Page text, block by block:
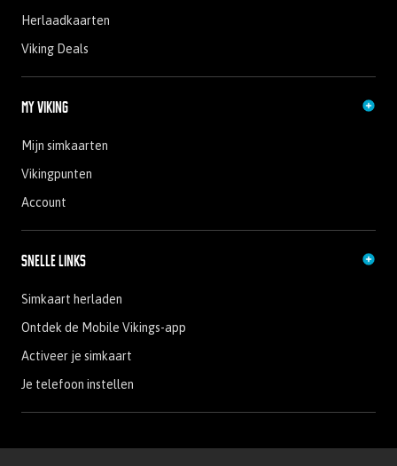
Herlaadkaarten
Viking Deals
My Viking
Mijn simkaarten
Vikingpunten
Account
Snelle links
Simkaart herladen
Ontdek de Mobile Vikings-app
Activeer je simkaart
Je telefoon instellen